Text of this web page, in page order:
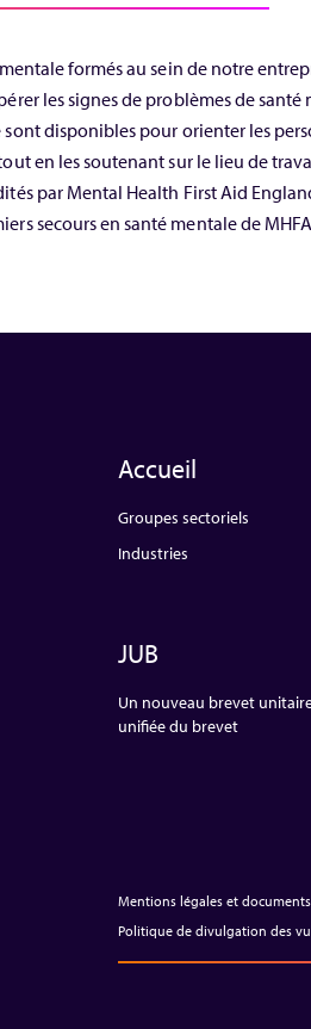
formés au sein de notre
les signes de problèmes de santé
disponibles pour orienter les
en les soutenant sur le lieu de
par Mental Health First Aid
secours en santé mentale de
Accueil
Groupes sectoriels
Industries
JUB
Un nouveau brevet
unifiée du brevet
Mentions légales et documents
Politique de divulgation des